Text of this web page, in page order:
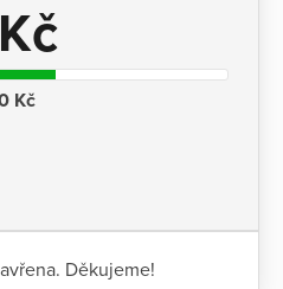
Kč
Děkujeme!